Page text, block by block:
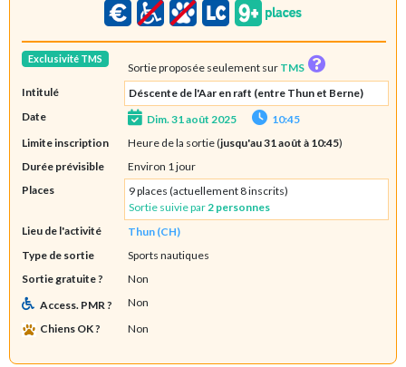
Exclusivité TMS
Sortie proposée seulement sur TMS
Intitulé
Déscente de l'Aar en raft (entre Thun et Berne)
Date
Dim. 31 août 2025
10:45
Limite inscription
Heure de la sortie (jusqu'au 31 août à 10:45)
Durée prévisible
Environ 1 jour
Places
9 places (actuellement 8 inscrits)
Sortie suivie par 2 personnes
Lieu de l'activité
Thun (CH)
Type de sortie
Sports nautiques
Sortie gratuite ?
Non
Access. PMR ?
Non
Chiens OK ?
Non